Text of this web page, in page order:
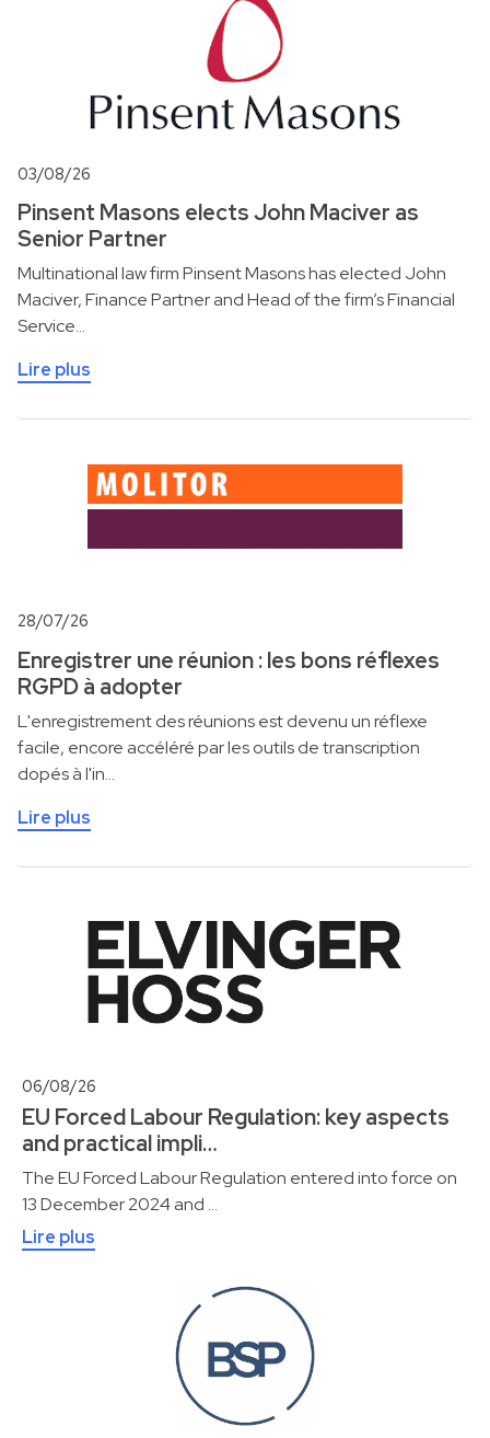
03/08/26
Pinsent Masons elects John Maciver as
Senior Partner
Multinational law firm Pinsent Masons has elected John
Maciver, Finance Partner and Head of the firm’s Financial
Service…
Lire plus
28/07/26
Enregistrer une réunion : les bons réflexes
RGPD à adopter
L'enregistrement des réunions est devenu un réflexe
facile, encore accéléré par les outils de transcription
dopés à l'in…
Lire plus
06/08/26
EU Forced Labour Regulation: key aspects
and practical impli…
The EU Forced Labour Regulation entered into force on
13 December 2024 and …
Lire plus